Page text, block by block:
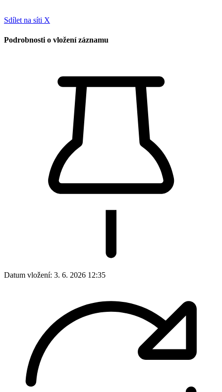
Sdílet na síti X
Podrobnosti o vložení záznamu
Datum vložení: 3. 6. 2026 12:35